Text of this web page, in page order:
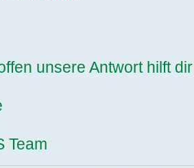
unsere Antwort hilft
Team